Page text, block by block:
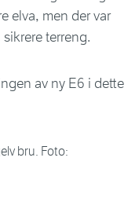
elva, men der var
terreng.
av ny E6 i dette
bru. Foto: